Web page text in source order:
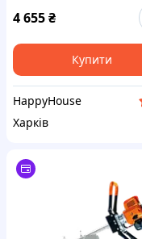
буром і набором
інструментів HP227
4 655₴
Купити
HappyHouse
Харків